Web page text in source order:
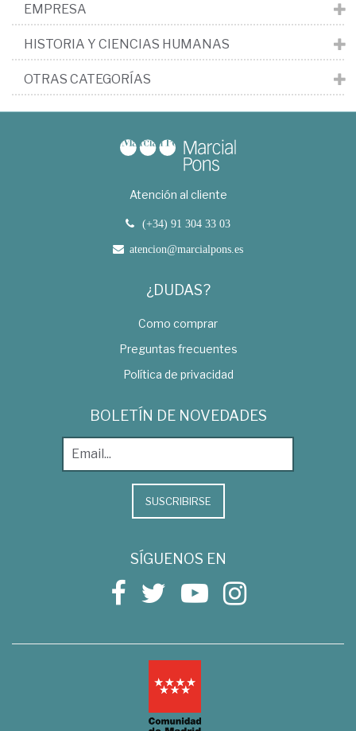
EMPRESA
HISTORIA Y CIENCIAS HUMANAS
OTRAS CATEGORÍAS
Atención al cliente
(+34) 91 304 33 03
atencion@marcialpons.es
¿DUDAS?
Como comprar
Preguntas frecuentes
Política de privacidad
BOLETÍN DE NOVEDADES
SUSCRIBIRSE
SÍGUENOS EN